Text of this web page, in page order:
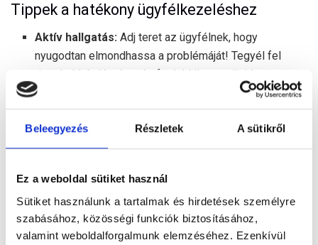
Beleegyezés Részletek A sütikről
Ez a weboldal sütiket használ
Sütiket használunk a tartalmak és hirdetések személyre
szabásához, közösségi funkciók biztosításához,
valamint weboldalforgalmunk elemzéséhez. Ezenkívül
Tippek a hatékony ügyfélkezeléshez
Aktív hallgatás:Adj teret az ügyfélnek, hogy
nyugodtan elmondhassa a problémáját! Tegyél fel
tisztázó kérdéseket, és foglald össze röviden a
lényeget, hogy érezze: valóban megértetted.
ügyfél érzéseit! Ez segít oldani a feszültséget, és azt
kezeled.
Személyre szabott kommunikáció:A gyors válasz
fontos, de önmagában nem elég. Használd az ügyfél
nevét, utalj korábbi vásárlásokra vagy előzményekre!